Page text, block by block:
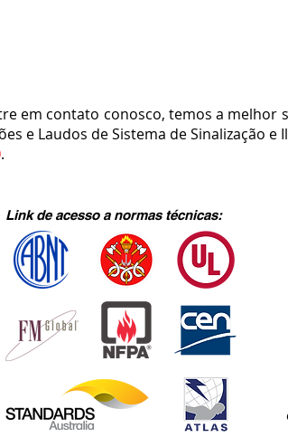
em contato conosco, temos a melhor
e Laudos de Sistema de Sinalização e
.
Link de acesso a normas técnicas: